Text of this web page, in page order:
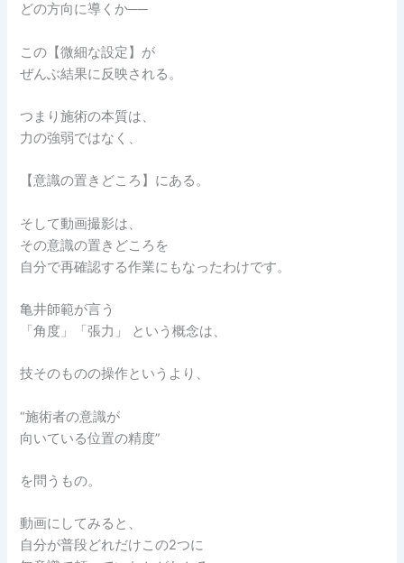
どの方向に導くか──
この【微細な設定】が
ぜんぶ結果に反映される。
つまり施術の本質は、
力の強弱ではなく、
【意識の置きどころ】にある。
そして動画撮影は、
その意識の置きどころを
自分で再確認する作業にもなったわけです。
亀井師範が言う
「角度」「張力」 という概念は、
技そのものの操作というより、
“施術者の意識が
向いている位置の精度”
を問うもの。
動画にしてみると、
自分が普段どれだけこの2つに